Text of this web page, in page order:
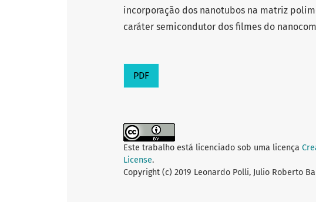
incorporação dos nanotubos na matriz
caráter semicondutor dos filmes do
PDF
Este trabalho está licenciado sob uma licença
License.
Copyright (c) 2019 Leonardo Polli, Julio Roberto